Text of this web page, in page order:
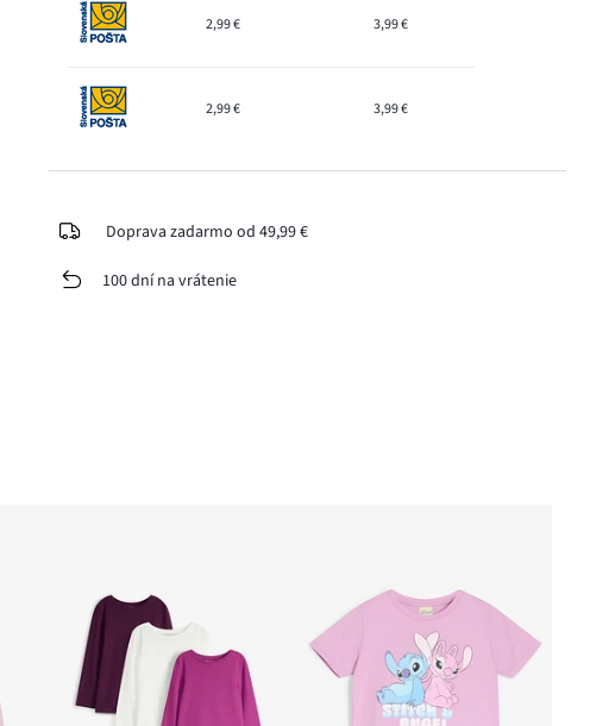
2,99 € 3,99 €
2,99 € 3,99 €
Doprava zadarmo od 49,99 €
100 dní na vrátenie